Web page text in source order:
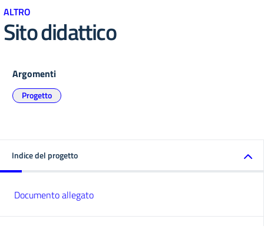
ALTRO
Sito didattico
Argomenti
Progetto
Indice del progetto
Documento allegato